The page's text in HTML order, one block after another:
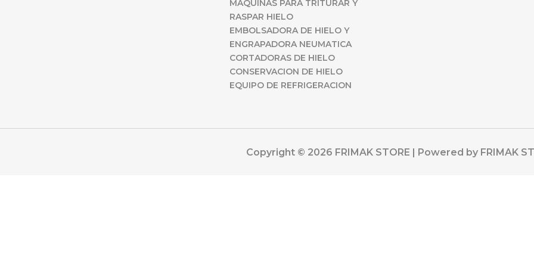
MAQUINAS PARA TRITURAR Y
RASPAR HIELO
EMBOLSADORA DE HIELO Y
ENGRAPADORA NEUMATICA
CORTADORAS DE HIELO
CONSERVACION DE HIELO
EQUIPO DE REFRIGERACION
Copyright © 2026 FRIMAK STORE | Powered by FRIMAK